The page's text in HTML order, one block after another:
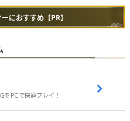
におすすめ【PR】
をPCで快適プレイ！